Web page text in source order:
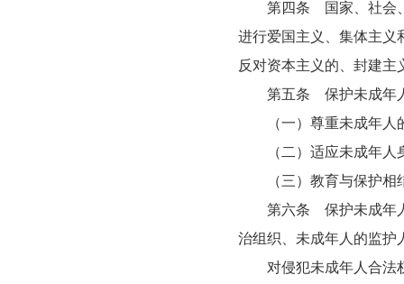
第四条 国家、社会、
进行爱国主义、集体主义
反对资本主义的、封建
第五条 保护未成年人
（一）尊重未成年人
（二）适应未成年人
（三）教育与保护相
第六条 保护未成年人
治组织、未成年人的监护
对侵犯未成年人合法权